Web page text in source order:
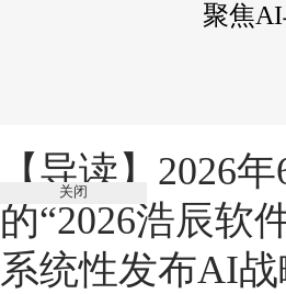
聚焦
【导读】2026
的“2026浩辰软
系统性发布AI
关闭